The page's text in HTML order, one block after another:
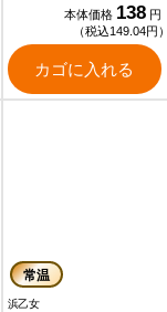
本体価格 138 円
（税込149.04円
カゴに入れる
常温
浜乙女